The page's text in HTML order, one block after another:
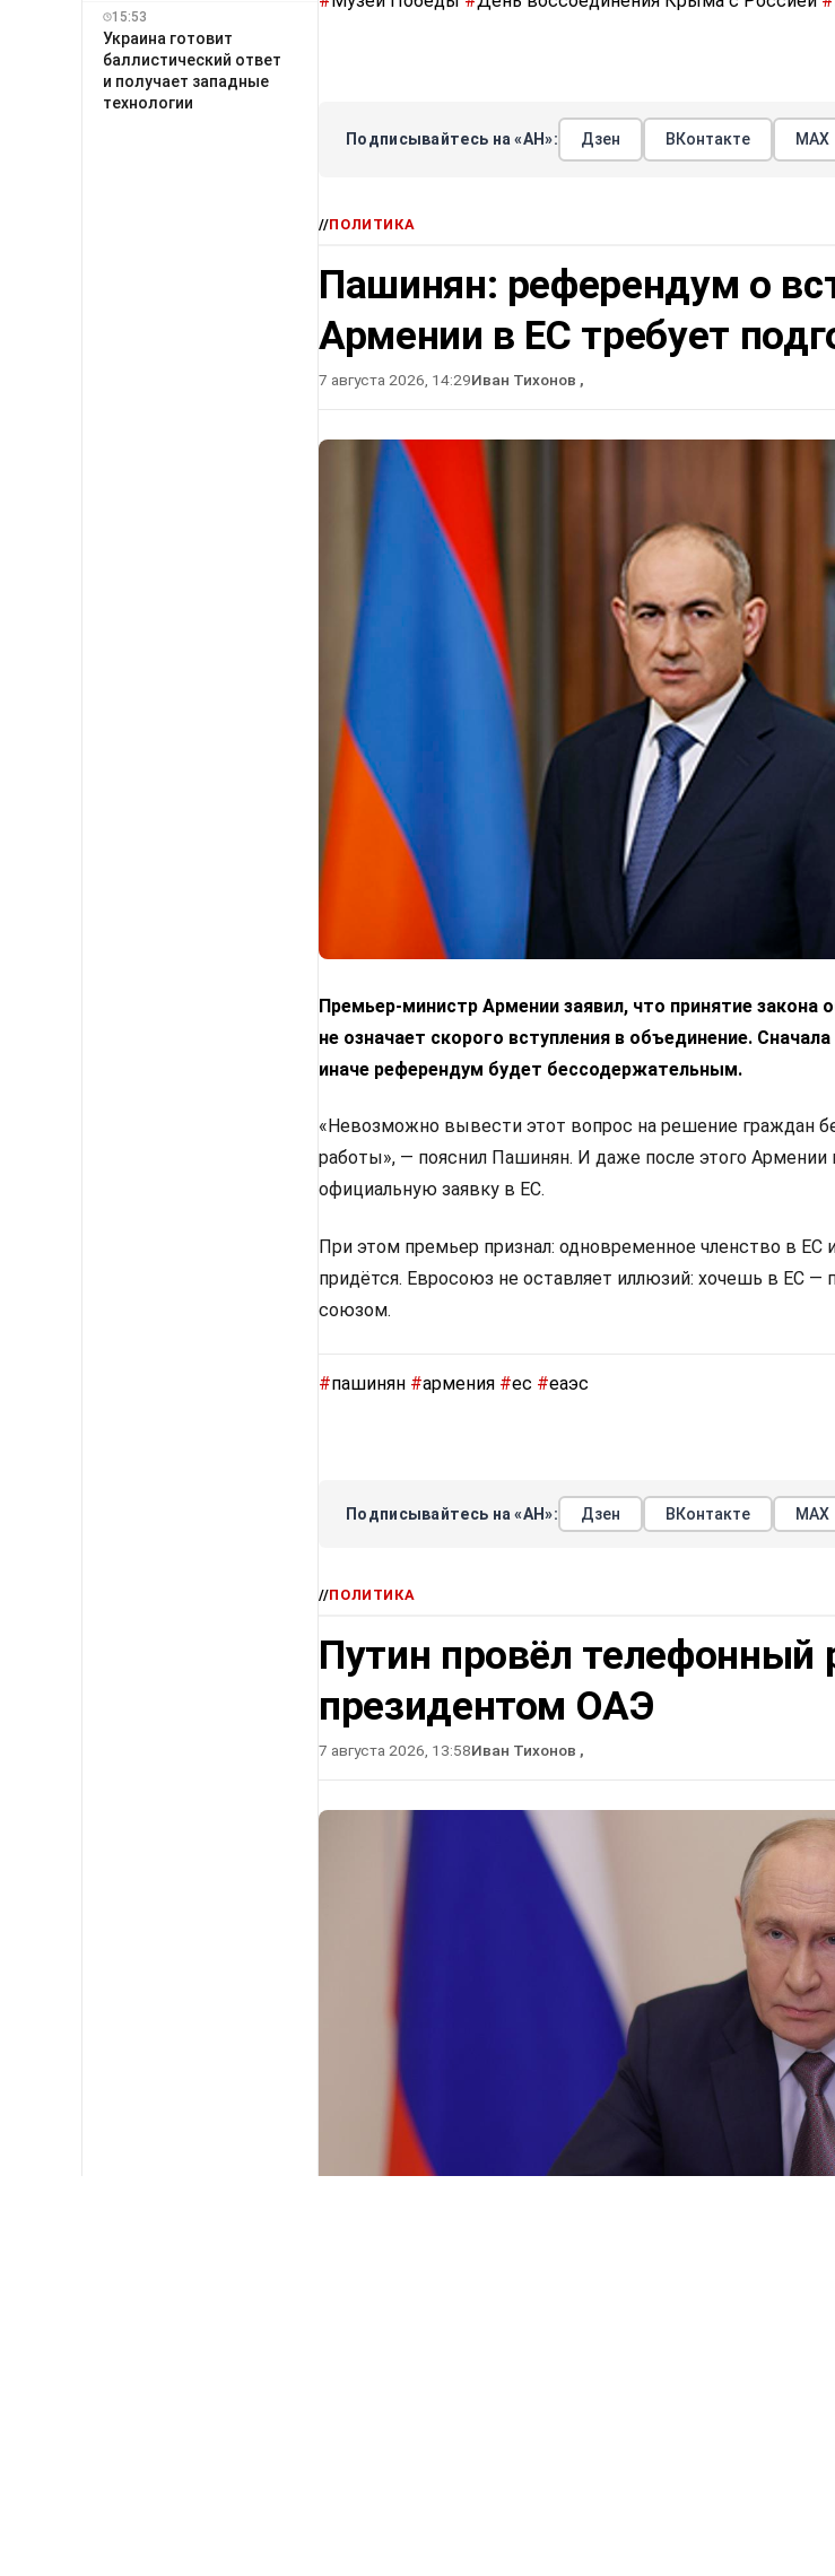
15:53
Украина готовит
баллистический ответ
и получает западные
технологии
Подписывайтесь на «АН»: Дзен ВКонтакте МАХ
//ПОЛИТИКА
Пашинян: референдум о
Армении в ЕС требует
7 августа 2026, 14:29Иван Тихонов ,
Премьер-министр Армении заявил, что принятие закона
не означает скорого вступления в объединение.
иначе референдум будет бессодержательным.
«Невозможно вывести этот вопрос на решение граждан
работы», — пояснил Пашинян. И даже после этого Армении
официальную заявку в ЕС.
При этом премьер признал: одновременное членство в
придётся. Евросоюз не оставляет иллюзий: хочешь в ЕС —
союзом.
#пашинян #армения #ес #еаэс
Подписывайтесь на «АН»: Дзен ВКонтакте МАХ
//ПОЛИТИКА
Путин провёл телефонный
президентом ОАЭ
7 августа 2026, 13:58Иван Тихонов ,